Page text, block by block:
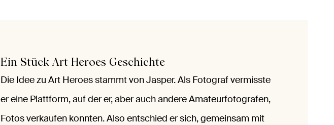
Ein Stück Art Heroes Geschichte
Die Idee zu Art Heroes stammt von Jasper. Als Fotograf vermisste
er eine Plattform, auf der er, aber auch andere Amateurfotografen,
Fotos verkaufen konnten. Also entschied er sich, gemeinsam mit